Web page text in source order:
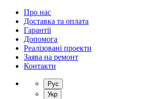
Про нас
Доставка та оплата
Гарантії
Допомога
Реалізовані проекти
Заява на ремонт
Контакти
Рус
Укр